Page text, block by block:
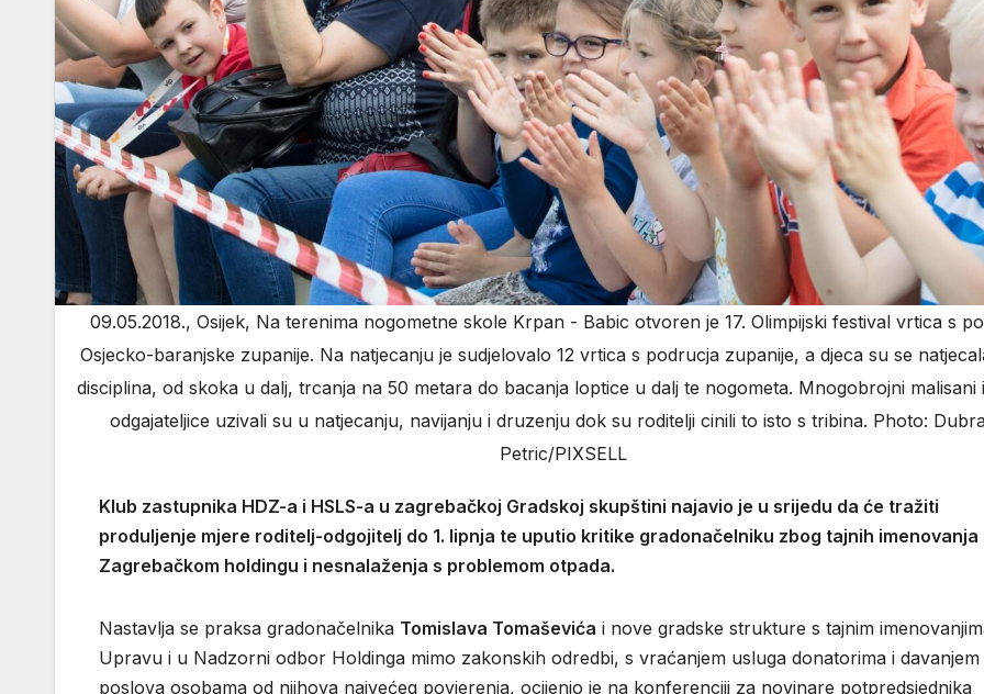
09.05.2018., Osijek, Na terenima nogometne skole Krpan - Babic otvoren je 17. Olimpijski festival vrtica s
Osjecko-baranjske zupanije. Na natjecanju je sudjelovalo 12 vrtica s podrucja zupanije, a djeca su se
disciplina, od skoka u dalj, trcanja na 50 metara do bacanja loptice u dalj te nogometa. Mnogobrojni malisani
odgajateljice uzivali su u natjecanju, navijanju i druzenju dok su roditelji cinili to isto s tribina. Photo:
Petric/PIXSELL
Klub zastupnika HDZ-a i HSLS-a u zagrebačkoj Gradskoj skupštini najavio je u srijedu da će tražiti
produljenje mjere roditelj-odgojitelj do 1. lipnja te uputio kritike gradonačelniku zbog tajnih imenovanja
Zagrebačkom holdingu i nesnalaženja s problemom otpada.
Nastavlja se praksa gradonačelnika Tomislava Tomaševića i nove gradske strukture s tajnim
Upravu i u Nadzorni odbor Holdinga mimo zakonskih odredbi, s vraćanjem usluga donatorima i davanjem
poslova osobama od njihova najvećeg povjerenja, ocijenio je na konferenciji za novinare potpredsjednika